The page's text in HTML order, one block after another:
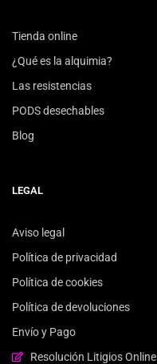
Tienda online
¿Qué es la alquimia?
Las resistencias
PODS desechables
Blog
LEGAL
Aviso legal
Política de privacidad
Política de cookies
Política de devoluciones
Envío y Pago
Resolución Litigios Online